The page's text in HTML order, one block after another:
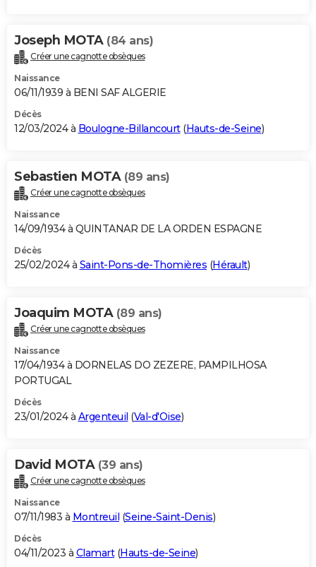
Joseph MOTA (84 ans)
Créer une cagnotte obsèques
Naissance
06/11/1939 à BENI SAF ALGERIE
Décès
12/03/2024 à Boulogne-Billancourt(Hauts-de-Seine)
Sebastien MOTA (89 ans)
Créer une cagnotte obsèques
Naissance
14/09/1934 à QUINTANAR DE LA ORDEN ESPAGNE
Décès
25/02/2024 à Saint-Pons-de-Thomières (Hérault)
Joaquim MOTA (89 ans)
Créer une cagnotte obsèques
Naissance
17/04/1934 à DORNELAS DO ZEZERE, PAMPILHOSA
PORTUGAL
Décès
23/01/2024 à Argenteuil (Val-d'Oise)
David MOTA (39 ans)
Créer une cagnotte obsèques
Naissance
07/11/1983 à Montreuil (Seine-Saint-Denis)
Décès
04/11/2023 à Clamart(Hauts-de-Seine)